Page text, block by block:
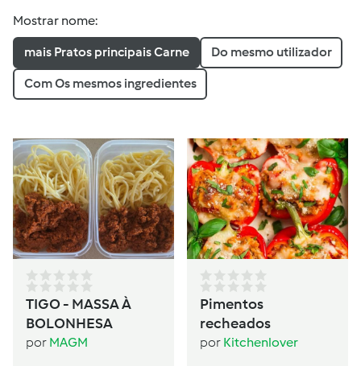
Mostrar nome:
mais Pratos principais Carne Do mesmo utilizador
Com Os mesmos ingredientes
TIGO - MASSA À
BOLONHESA
por MAGM
Pimentos
recheados
por Kitchenlover